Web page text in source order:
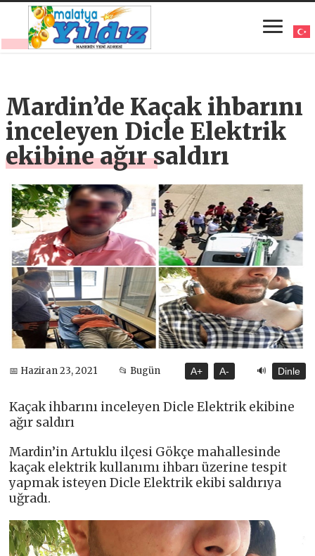
Mardin’de Kaçak ihbarını
inceleyen Dicle Elektrik
ekibine ağır saldırı
📅 Haziran 23, 2021 📂 Bugün A+ A- 🔊 Dinle
Kaçak ihbarını inceleyen Dicle Elektrik ekibine
ağır saldırı
Mardin’in Artuklu ilçesi Gökçe mahallesinde
kaçak elektrik kullanımı ihbarı üzerine tespit
yapmak isteyen Dicle Elektrik ekibi saldırıya
uğradı.